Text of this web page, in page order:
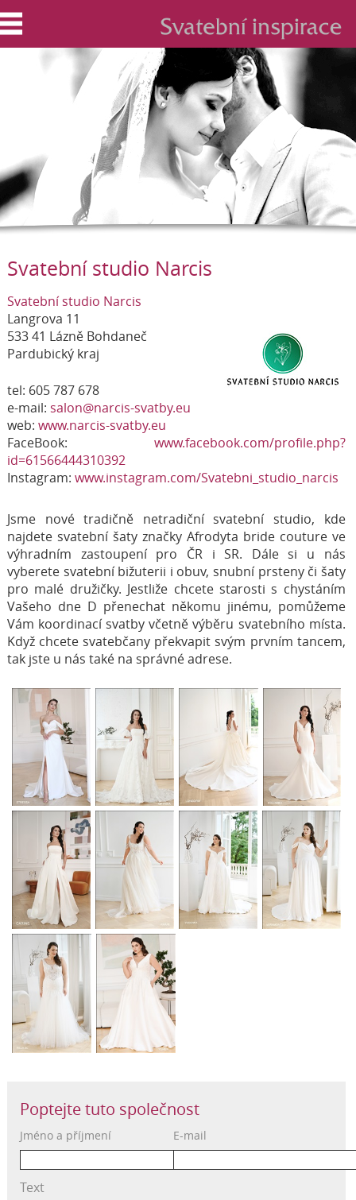
Svatební studio Narcis
Svatební studio Narcis
Langrova 11
533 41 Lázně Bohdaneč
Pardubický kraj
tel: 605 787 678
e-mail: salon@narcis-svatby.eu
web: www.narcis-svatby.eu
FaceBook: www.facebook.com/profile.php?
id=61566444310392
Instagram: www.instagram.com/Svatebni_studio_narcis
Jsme nové tradičně netradiční svatební studio, kde
najdete svatební šaty značky Afrodyta bride couture ve
výhradním zastoupení pro ČR i SR. Dále si u nás
vyberete svatební bižuterii i obuv, snubní prsteny či šaty
pro malé družičky. Jestliže chcete starosti s chystáním
Vašeho dne D přenechat někomu jinému, pomůžeme
Vám koordinací svatby včetně výběru svatebního místa.
Když chcete svatebčany překvapit svým prvním tancem,
tak jste u nás také na správné adrese.
Poptejte tuto společnost
Jméno a příjmení E-mail
Text